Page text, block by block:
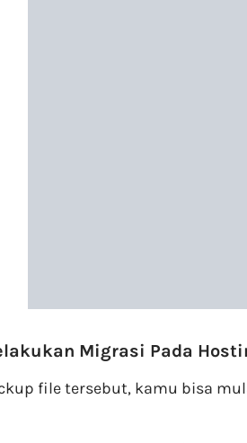
Migrasi Pada
file tersebut, kamu bisa